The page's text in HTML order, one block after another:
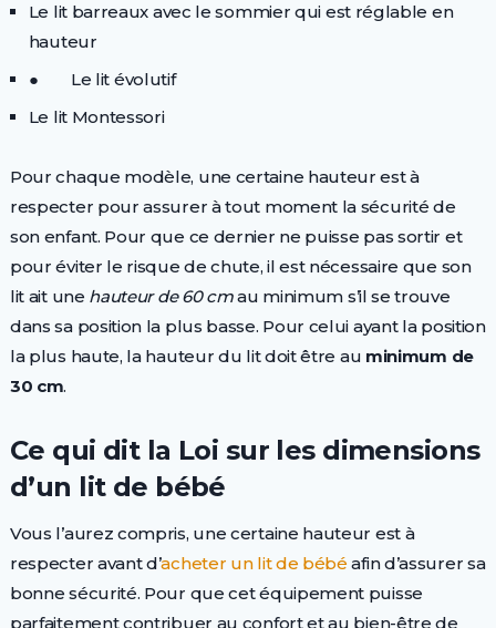
Le lit barreaux avec le sommier qui est réglable en
hauteur
● Le lit évolutif
Le lit Montessori
Pour chaque modèle, une certaine hauteur est à
respecter pour assurer à tout moment la sécurité de
son enfant. Pour que ce dernier ne puisse pas sortir et
pour éviter le risque de chute, il est nécessaire que son
lit ait une hauteur de 60 cmau minimum s’il se trouve
dans sa position la plus basse. Pour celui ayant la position
la plus haute, la hauteur du lit doit être au minimum de
30 cm.
Ce qui dit la Loi sur les dimensions
d’un lit de bébé
Vous l’aurez compris, une certaine hauteur est à
respecter avant d’acheter un lit de bébé afin d’assurer sa
bonne sécurité. Pour que cet équipement puisse
parfaitement contribuer au confort et au bien-être de